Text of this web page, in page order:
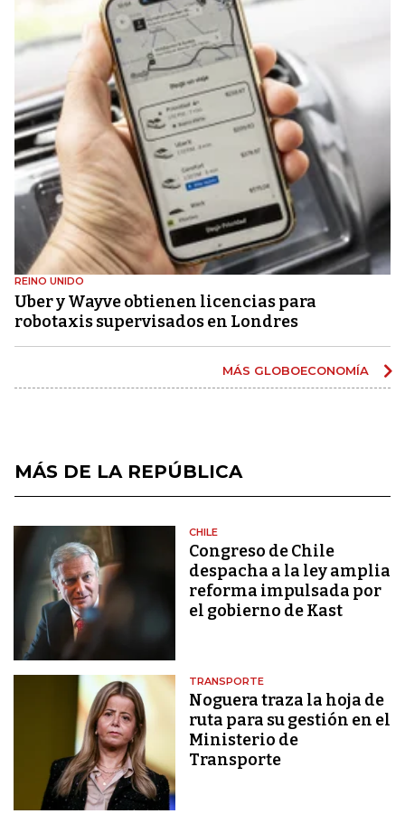
REINO UNIDO
Uber y Wayve obtienen licencias para
robotaxis supervisados ​​en Londres
MÁS GLOBOECONOMÍA
MÁS DE LA REPÚBLICA
CHILE
Congreso de Chile
despacha a la ley amplia
reforma impulsada por
el gobierno de Kast
TRANSPORTE
Noguera traza la hoja de
ruta para su gestión en el
Ministerio de
Transporte